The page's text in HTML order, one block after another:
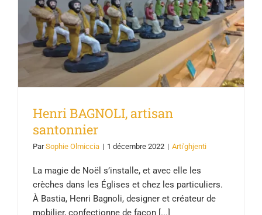
Henri BAGNOLI, artisan santonnier
Henri BAGNOLI, artisan
santonnier
ParSophie Olmiccia | 1 décembre 2022 | Arti'ghjenti
La magie de Noël s’installe, et avec elle les
crèches dans les Églises et chez les particuliers.
À Bastia, Henri Bagnoli, designer et créateur de